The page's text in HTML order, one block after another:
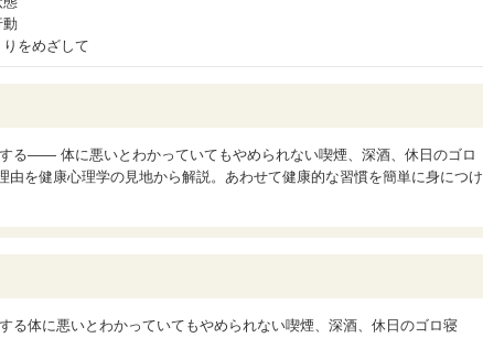
をめざして
る―― 体に悪いとわかっていてもやめられない喫煙、深酒、休日のゴロ
を健康心理学の見地から解説。あわせて健康的な習慣を簡単に身につけ
る体に悪いとわかっていてもやめられない喫煙、深酒、休日のゴロ寝